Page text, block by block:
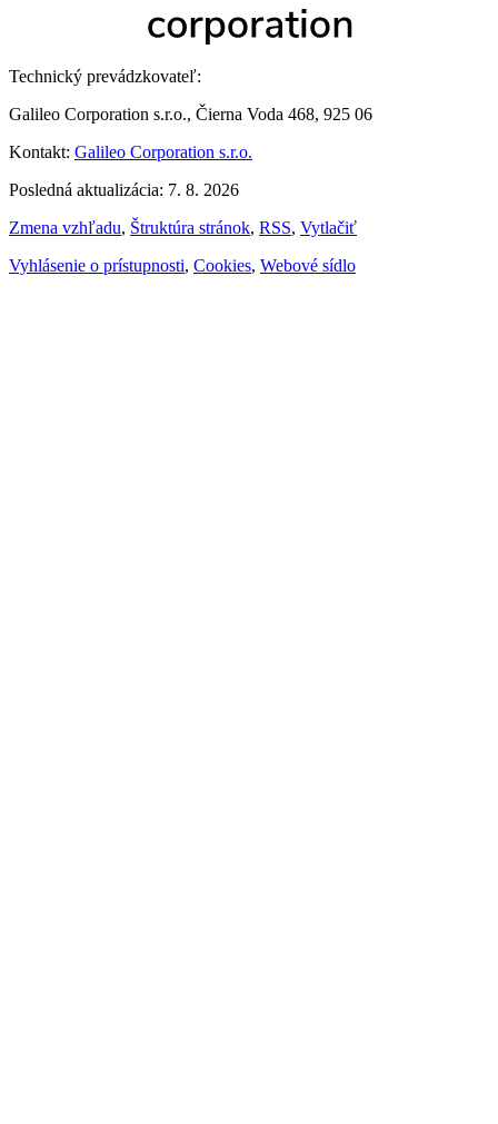
Technický prevádzkovateľ:
Galileo Corporation s.r.o., Čierna Voda 468, 925 06
Kontakt: Galileo Corporation s.r.o.
Posledná aktualizácia: 7. 8. 2026
Zmena vzhľadu, Štruktúra stránok, RSS, Vytlačiť
Vyhlásenie o prístupnosti, Cookies, Webové sídlo